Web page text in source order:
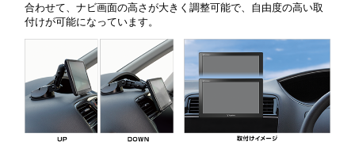
合わせて、ナビ画面の高さが大きく調整可能で、自由度の高い取
付けが可能になっています。